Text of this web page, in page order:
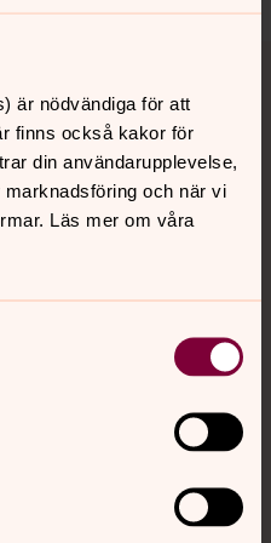
är nödvändiga för att
finns också kakor för
din användarupplevelse,
och när vi
Läs mer om våra
vi erbjuder är att
församlingar och pastorat
karaktär.
och arrangemang
genom att gå kurser
för kyrkans organisation
denna sida har vi samlat